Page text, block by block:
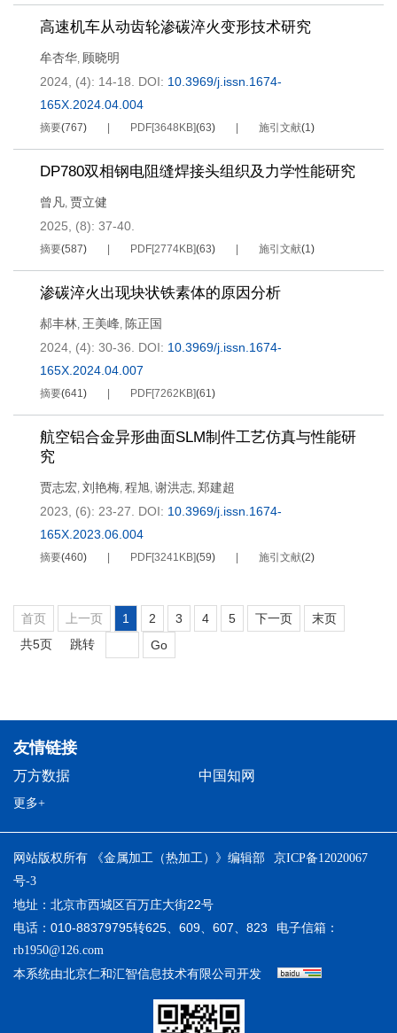
高速机车从动齿轮渗碳淬火变形技术研究
牟杏华, 顾晓明
2024, (4): 14-18.
DOI: 10.3969/j.issn.1674-
165X.2024.04.004
摘要(767) PDF[3648KB](63) 施引文献(1)
DP780双相钢电阻缝焊接头组织及力学性能研究
曾凡, 贾立健
2025, (8): 37-40.
摘要(587) PDF[2774KB](63) 施引文献(1)
渗碳淬火出现块状铁素体的原因分析
郝丰林, 王美峰, 陈正国
2024, (4): 30-36.
DOI: 10.3969/j.issn.1674-
165X.2024.04.007
摘要(641) PDF[7262KB](61)
航空铝合金异形曲面SLM制件工艺仿真与性能研
究
贾志宏, 刘艳梅, 程旭, 谢洪志, 郑建超
2023, (6): 23-27.
DOI: 10.3969/j.issn.1674-
165X.2023.06.004
摘要(460) PDF[3241KB](59) 施引文献(2)
首页 上一页 1 2 3 4 5 下一页
末页
共5页
跳转 Go
友情链接
万方数据 中国知网
更多+
网站版权所有 《金属加工（热加工）》编辑部
京ICP备12020067
号-3
地址：北京市西城区百万庄大街22号
电话：010-88379795转625、609、607、823
电子信箱：
rb1950@126.com
本系统由北京仁和汇智信息技术有限公司 开发